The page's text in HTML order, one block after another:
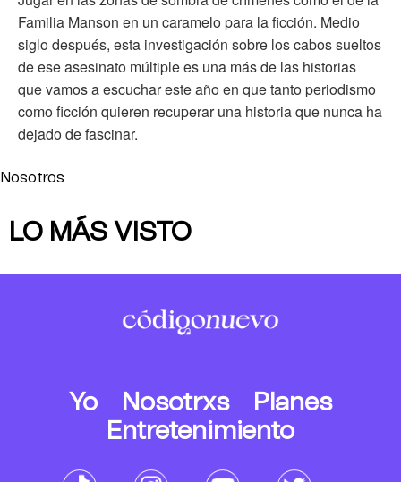
Familia Manson en un caramelo para la ficción. Medio
siglo después, esta investigación sobre los cabos sueltos
de ese asesinato múltiple es una más de las historias
que vamos a escuchar este año en que tanto periodismo
como ficción quieren recuperar una historia que nunca ha
dejado de fascinar.
Nosotros
LO MÁS VISTO
Yo Nosotrxs
Planes
Entretenimiento